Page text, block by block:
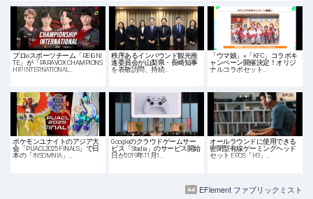
プロeスポーツチーム「REIGNI
TE」が「PARAVOX CHAMPIONS
HIP INTERNATIONAL…
秩序あるインバウンド観光推
進委員会が山梨県・長崎知事
を表敬訪問、持続…
「ウマ娘」×「KFC」コラボキ
ャンペーン開催決定！オリジ
ナルコラボセット…
ポケモンユナイトのアジア大
会「PUACL2025 FINALS」で日
本の「INSOMNIA」…
Googleのクラウドゲームサー
ビス「Stadia」のサービス開始
日が2019年11月1…
オールラウンドに使用できる
密閉型有線ゲーミングヘッド
セット EPOS「H3」…
EFlement ファブリックミスト